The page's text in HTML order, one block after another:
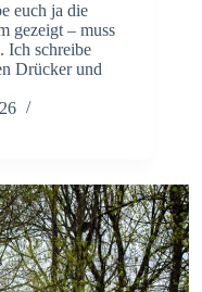
euch ja die
gezeigt – muss
Ich schreibe
Drücker und